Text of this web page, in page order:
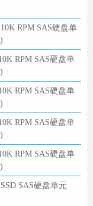
RPM SAS硬盘单
RPM SAS硬盘单
RPM SAS硬盘单
RPM SAS硬盘单
RPM SAS硬盘单
SAS硬盘单元